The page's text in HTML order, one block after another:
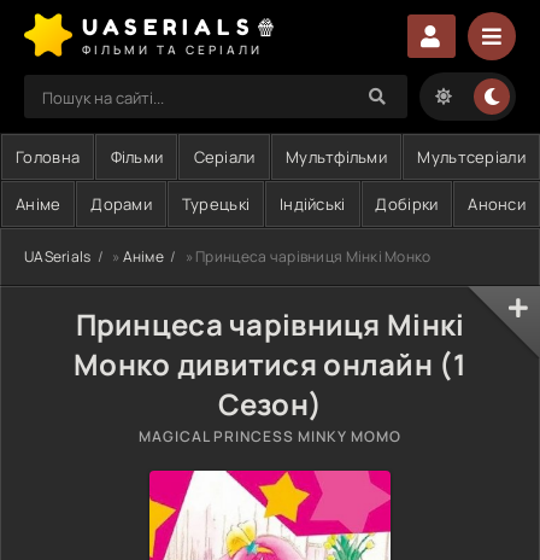
UASERIALS🍿
ФІЛЬМИ ТА СЕРІАЛИ
Головна Фільми Серіали Мультфільми Мультсеріали
Аніме Дорами Турецькі Індійські Добірки Анонси
UASerials » Аніме » Принцеса чарівниця Мінкі Монко
Принцеса чарівниця Мінкі
Монко дивитися онлайн (1
Сезон)
MAGICAL PRINCESS MINKY MOMO